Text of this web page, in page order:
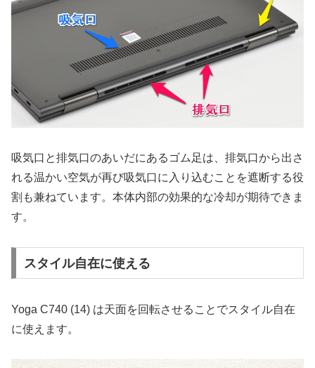
吸気口と排気口のあいだにあるゴム足は、排気口から出さ
れる温かい空気が再び吸気口に入り込むことを遮断する役
割も兼ねています。本体内部の効果的な冷却が期待できま
す。
スタイル自在に使える
Yoga C740 (14) は天面を回転させることでスタイル自在
に使えます。